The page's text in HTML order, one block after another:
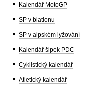
Kalendář MotoGP
SP v biatlonu
SP v alpském lyžování
Kalendář šipek PDC
Cyklistický kalendář
Atletický kalendář